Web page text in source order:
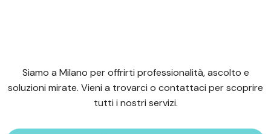
Siamo a Milano per offrirti professionalità, ascolto e
soluzioni mirate. Vieni a trovarci o contattaci per scoprire
tutti i nostri servizi.